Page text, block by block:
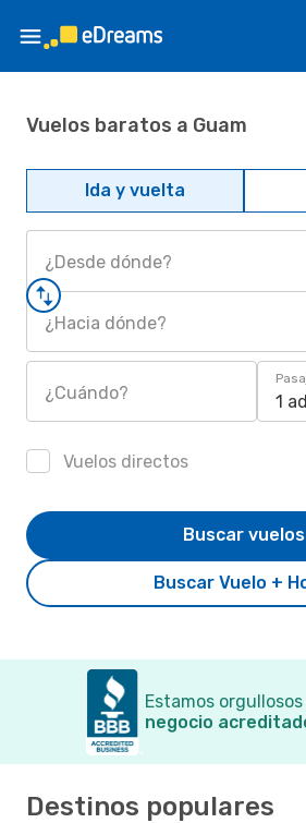
Vuelos baratos a Guam
Ida y vuelta
¿Desde dónde?
¿Hacia dónde?
¿Cuándo? 1
Vuelos directos
Buscar Vuelo +
Buscar vuelos
Estamos
negocio
Destinos populares